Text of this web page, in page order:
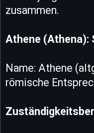
zusammen.
Athene (Athena):
Name: Athene
römische